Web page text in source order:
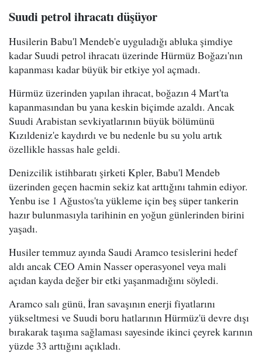
Suudi petrol ihracatı düşüyor
Husilerin Babu'l Mendeb'e uyguladığı abluka şimdiye
kadar Suudi petrol ihracatı üzerinde Hürmüz Boğazı'nın
kapanması kadar büyük bir etkiye yol açmadı.
Hürmüz üzerinden yapılan ihracat, boğazın 4 Mart'ta
kapanmasından bu yana keskin biçimde azaldı. Ancak
Suudi Arabistan sevkiyatlarının büyük bölümünü
Kızıldeniz'e kaydırdı ve bu nedenle bu su yolu artık
özellikle hassas hale geldi.
Denizcilik istihbaratı şirketi Kpler, Babu'l Mendeb
üzerinden geçen hacmin sekiz kat arttığını tahmin ediyor.
Yenbu ise 1 Ağustos'ta yükleme için beş süper tankerin
hazır bulunmasıyla tarihinin en yoğun günlerinden birini
yaşadı.
Husiler temmuz ayında Saudi Aramco tesislerini hedef
aldı ancak CEO Amin Nasser operasyonel veya mali
açıdan kayda değer bir etki yaşanmadığını söyledi.
Aramco salı günü, İran savaşının enerji fiyatlarını
yükseltmesi ve Suudi boru hatlarının Hürmüz'ü devre dışı
bırakarak taşıma sağlaması sayesinde ikinci çeyrek karının
yüzde 33 arttığını açıkladı.